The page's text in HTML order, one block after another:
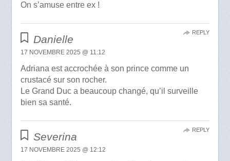
On s’amuse entre ex !
Danielle
17 NOVEMBRE 2025 @ 11:12
Adriana est accrochée à son prince comme un
crustacé sur son rocher.
Le Grand Duc a beaucoup changé, qu’il surveille
bien sa santé.
REPLY
Severina
17 NOVEMBRE 2025 @ 12:12
REPLY